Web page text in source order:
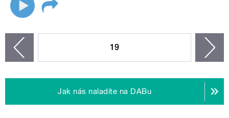
19
Jak nás naladíte na DABu